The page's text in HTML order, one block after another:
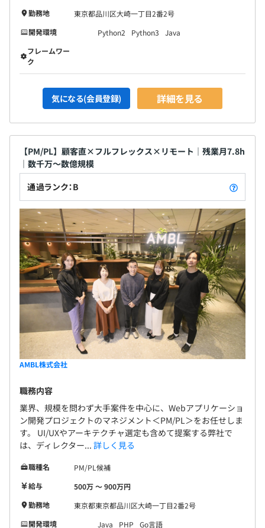
PCスペックを選択できます。（Windows／Mac）
ウォーターフォール、アジャイル、スクラム
Treasure Data CDP、BigQuery、Elasticsearch、Apache
Hadoop、Apache Spark、Apache HBase、Elastic
Stack、Amazon Athena、Embulk、Apache Beam、
Amazon Redshift、Keras、PyTorch、pandas、scikit-
learn、Gensim、Vertica、Jupyter Notebook、
Matplotlib、NumPy、InfluxDB、Apache Druid、
Apache Storm、Apache Flink、Dataflow、Amazon
Kinesis
【プロジェクトの特徴】
■要件定義～設計・開発～運用保守など上流から下流まで
ワンストップで携われる長期プロジェクトが豊富です。
■新規開発のプロジェクトが多く、多い日では4000行程
度のコードを書くこともあります。
【開発チームの雰囲気】
■成果をしっかり出しつつプライベートも充実させている
メンバーがたくさんいます。
■AI／クラウド／開発／自動化などのを得意とする先輩エ
ンジニアと一緒に働けます。
■勉強会やブログを通してのナレッジ共有も積極的におこ
なっており、学び続けられる成長環境です。
【開発環境】
■言語（フレームワーク）：Java（Spring）、
勤務地
東京都品川区大崎一丁目2番2号
開発環境
Python2 Python3
Java
フレームワー
ク
気になる(会員登録) 詳細を見る
【PM/PL】顧客直×フルフレックス×リモート｜残業月7.8h
｜数千万～数億規模
通過ランク：B
AMBL株式会社
職務内容
業界、規模を問わず大手案件を中心に、Webアプリケーショ
ン開発プロジェクトのマネジメント＜PM/PL＞をお任せしま
す。 UI/UXやアーキテクチャ選定も含めて提案する弊社で
は、ディレクター... 詳しく見る
職種名
PM/PL候補
給与
500万 〜 900万円
勤務地
東京都東京都品川区大崎一丁目2番2号
開発環境
Java PHP
Go言語